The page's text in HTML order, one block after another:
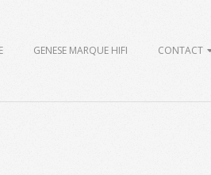
GENESE MARQUE HIFI CONTACT